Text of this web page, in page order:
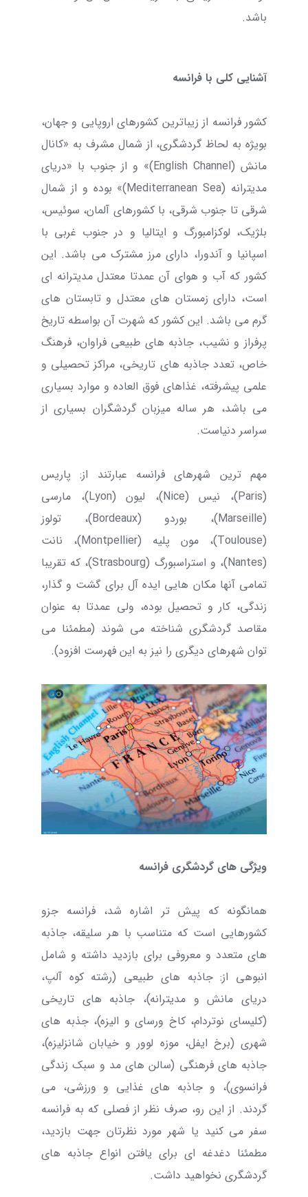
باشد.
آشنایی کلی با فرانسه
کشور فرانسه از زیباترین کشورهای اروپایی و جهان،
بویژه به لحاظ گردشگری، از شمال مشرف به «کانال
مانش (English Channel)» و از جنوب با «دریای
مدیترانه (Mediterranean Sea)» بوده و از شمال
شرقی تا جنوب شرقی، با کشورهای آلمان، سوئیس،
بلژیک، لوکزامبورگ و ایتالیا و در جنوب غربی با
اسپانیا و آندورا، دارای مرز مشترک می باشد. این
کشور که آب و هوای آن عمدتا معتدل مدیترانه ای
است، دارای زمستان های معتدل و تابستان های
گرم می باشد. این کشور که شهرت آن بواسطه تاریخ
پرفراز و نشیب، جاذبه های طبیعی فراوان، فرهنگ
خاص، تعدد جاذبه های تاریخی، مراکز تحصیلی و
علمی پیشرفته، غذاهای فوق العاده و موارد بسیاری
می باشد، هر ساله میزبان گردشگران بسیاری از
سراسر دنیاست.
مهم ترین شهرهای فرانسه عبارتند از: پاریس
(Paris)، نیس (Nice)، لیون (Lyon)، مارسی
(Marseille)، بوردو (Bordeaux)، تولوز
(Toulouse)، مون‌ پلیه (Montpellier)، نانت
(Nantes)، و استراسبورگ (Strasbourg)، که تقریبا
تمامی آنها مکان هایی ایده آل برای گشت و گذار،
زندگی، کار و تحصیل بوده، ولی عمدتا به عنوان
مقاصد گردشگری شناخته می شوند (مطمئنا می
توان شهرهای دیگری را نیز به این فهرست افزود).
ویژگی های گردشگری فرانسه
همانگونه که پیش تر اشاره شد، فرانسه جزو
کشورهایی است که متناسب با هر سلیقه، جاذبه
های متعدد و معروفی برای بازدید داشته و شامل
انبوهی از: جاذبه های طبیعی (رشته کوه آلپ،
دریای مانش و مدیترانه)، جاذبه های تاریخی
(کلیسای نوتردام، کاخ ورسای و الیزه)، جذبه های
شهری (برخ ایفل، موزه لوور و خیابان شانزلیزه)،
جاذبه های فرهنگی (سالن های مد و سبک زندگی
فرانسوی)، و جاذبه های غذایی و ورزشی، می
گردند. از این رو، صرف نظر از فصلی که به فرانسه
سفر می کنید یا شهر مورد نظرتان جهت بازدید،
مطمئنا دغدغه ای برای یافتن انواع جاذبه های
گردشگری نخواهید داشت.